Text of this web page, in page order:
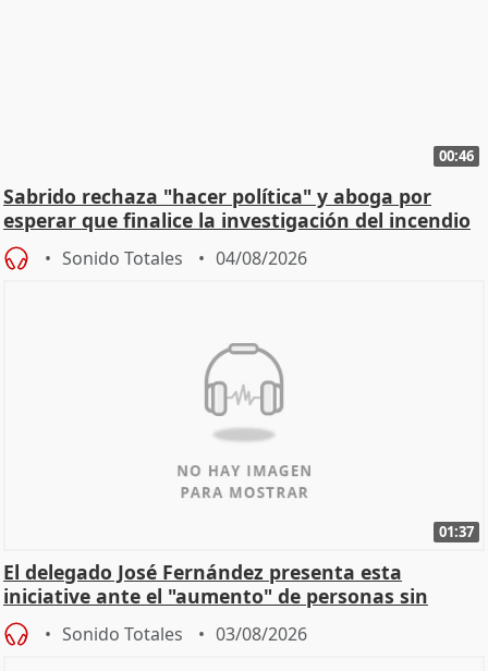
00:46
Sabrido rechaza "hacer política" y aboga por
esperar que finalice la investigación del incendio
Sonido Totales 04/08/2026
01:37
El delegado José Fernández presenta esta
iniciative ante el "aumento" de personas sin
hogar en Madri
Sonido Totales 03/08/2026